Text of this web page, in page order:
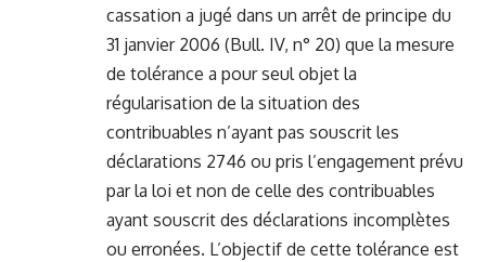
cassation a jugé dans un arrêt de principe du
31 janvier 2006 (Bull. IV, n° 20) que la mesure
de tolérance a pour seul objet la
régularisation de la situation des
contribuables n’ayant pas souscrit les
déclarations 2746 ou pris l’engagement prévu
par la loi et non de celle des contribuables
ayant souscrit des déclarations incomplètes
ou erronées. L’objectif de cette tolérance est